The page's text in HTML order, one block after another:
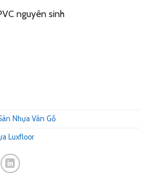
nguyên sinh
Nhựa Vân Gỗ
Luxfloor